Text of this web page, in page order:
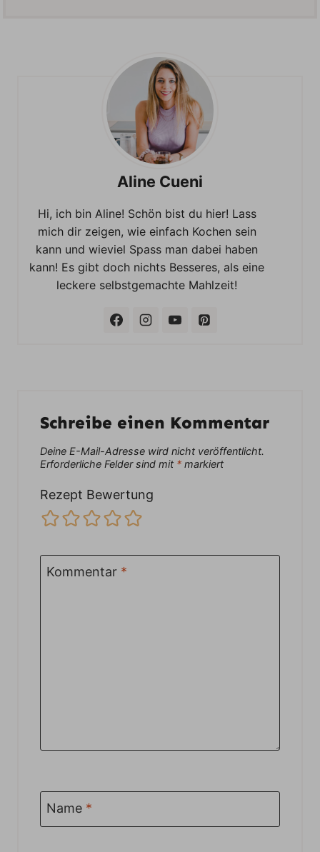
Aline Cueni
Hi, ich bin Aline! Schön bist du hier! Lass
mich dir zeigen, wie einfach Kochen sein
kann und wieviel Spass man dabei haben
kann! Es gibt doch nichts Besseres, als eine
leckere selbstgemachte Mahlzeit!
Schreibe einen Kommentar
Deine E-Mail-Adresse wird nicht veröffentlicht.
Erforderliche Felder sind mit * markiert
Rezept Bewertung
Kommentar *
Name *